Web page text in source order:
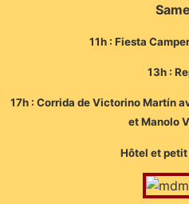
11h : Fiesta
13h :
17h : Corrida de Victorino Martín
et Manolo
Hôtel et petit